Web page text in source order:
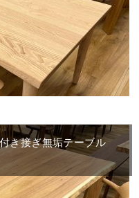
き接ぎ無垢テーブル